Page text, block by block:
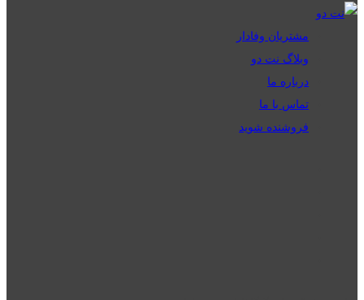
مشتریان وفادار
وبلاگ نت دو
درباره ما
تماس با ما
فروشنده شوید